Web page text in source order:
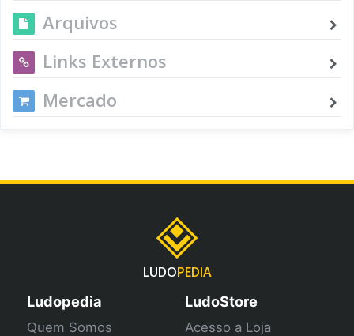
Arquivos
Links Externos
Mercado
LUDOPEDIA
Ludopedia
Quem Somos
LudoStore
Acesso a Loja